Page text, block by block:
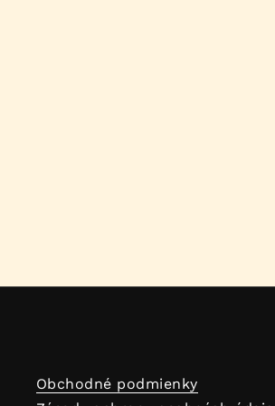
Obchodné podmienky